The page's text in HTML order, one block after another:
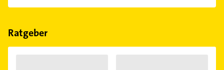
Folgende Leistungen werden angeboten:
und Zimmerei.
Ratgeber